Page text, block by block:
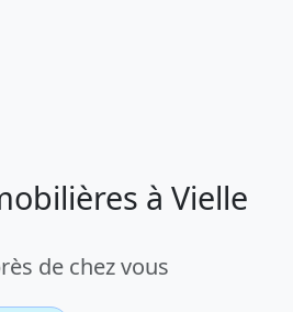
à Vielle
de chez vous